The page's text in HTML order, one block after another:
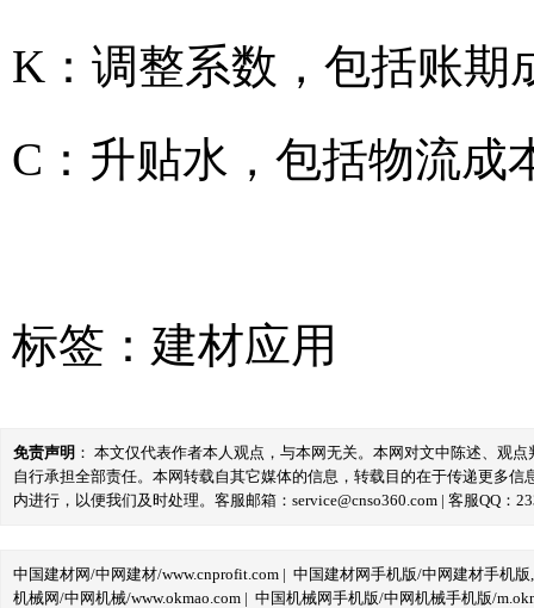
K：调整系数，包括账期
C：升贴水，包括物流成
标签： 建材应用
免责声明 ： 本文仅代表作者本人观点，与本网无关。本网对文中陈述、观
自行承担全部责任。本网转载自其它媒体的信息，转载目的在于传递更多
内进行，以便我们及时处理。客服邮箱：service@cnso360.com | 客服QQ：
中国建材网/中网建材/www.cnprofit.com | 中国建材网手机版/中网建材手机版
机械网/中网机械/www.okmao.com | 中国机械网手机版/中网机械手机版/